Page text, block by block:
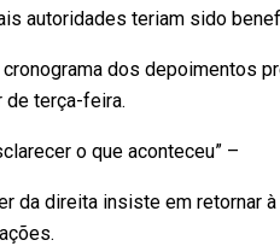
autoridades teriam sido
dos depoimentos
de terça-feira.
o que aconteceu” –
da direita insiste em retornar